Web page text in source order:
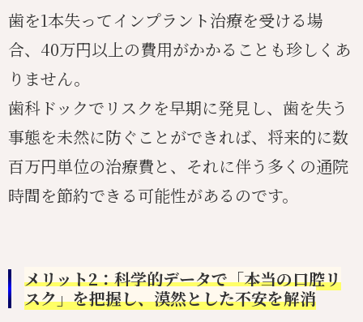
歯を1本失ってインプラント治療を受ける場
合、40万円以上の費用がかかることも珍しくあ
りません。
歯科ドックでリスクを早期に発見し、歯を失う
事態を未然に防ぐことができれば、将来的に数
百万円単位の治療費と、それに伴う多くの通院
時間を節約できる可能性があるのです。
メリット2：科学的データで「本当の口腔リ
スク」を把握し、漠然とした不安を解消